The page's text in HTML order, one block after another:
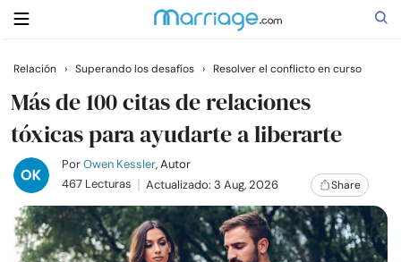
Buscar
Casarse
Relaciones
Relación › Superando los desafíos › Resolver el conflicto en curso
Más de 100 citas de relaciones
tóxicas para ayudarte a liberarte
PorOwen Kessler, Autor
467 Lecturas
Actualizado: 3 Aug, 2026 Share